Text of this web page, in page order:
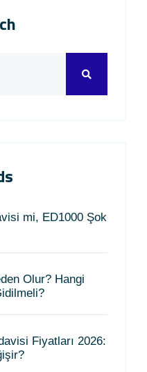
mi, ED1000 Şok
Olur? Hangi
Fiyatları 2026: